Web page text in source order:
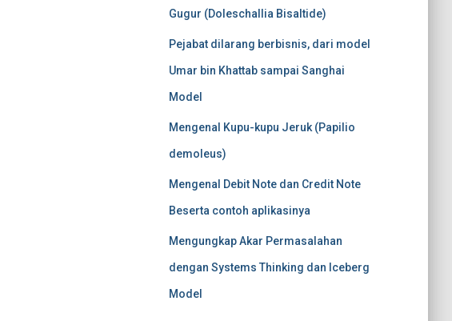
Gugur (Doleschallia Bisaltide)
Pejabat dilarang berbisnis, dari model
Umar bin Khattab sampai Sanghai
Model
Mengenal Kupu-kupu Jeruk (Papilio
demoleus)
Mengenal Debit Note dan Credit Note
Beserta contoh aplikasinya
Mengungkap Akar Permasalahan
dengan Systems Thinking dan Iceberg
Model